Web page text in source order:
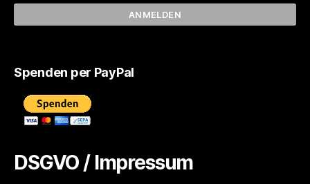
Spenden per PayPal
DSGVO / Impressum